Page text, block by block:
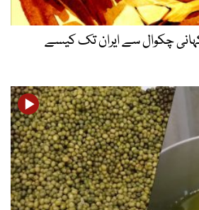
کہانی چکوال سے ایران تک کیسے